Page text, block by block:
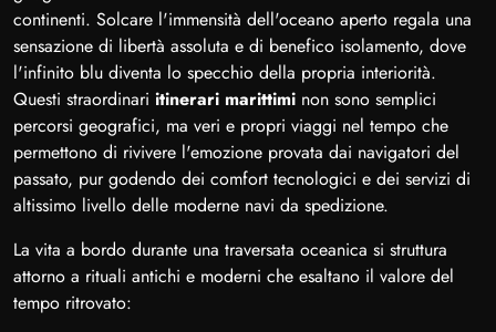
continenti. Solcare l'immensità dell'oceano aperto regala una
sensazione di libertà assoluta e di benefico isolamento, dove
l'infinito blu diventa lo specchio della propria interiorità.
Questi straordinari itinerari marittimi non sono semplici
percorsi geografici, ma veri e propri viaggi nel tempo che
permettono di rivivere l'emozione provata dai navigatori del
passato, pur godendo dei comfort tecnologici e dei servizi di
altissimo livello delle moderne navi da spedizione.
La vita a bordo durante una traversata oceanica si struttura
attorno a rituali antichi e moderni che esaltano il valore del
tempo ritrovato: